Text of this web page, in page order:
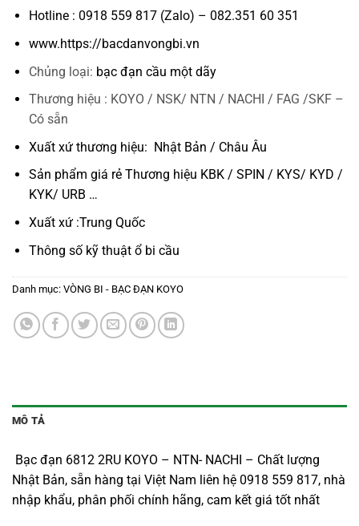
Hotline : 0918 559 817 (Zalo) – 082.351 60 351
www.https://bacdanvongbi.vn
Chủng loại: bạc đạn cầu một dãy
Thương hiệu : KOYO / NSK/ NTN / NACHI / FAG /SKF –
Có sẵn
Xuất xứ thương hiệu: Nhật Bản / Châu Âu
Sản phẩm giá rẻ Thương hiệu KBK / SPIN / KYS/ KYD /
KYK/ URB …
Xuất xứ :Trung Quốc
Thông số kỹ thuậtổ bi cầu
Danh mục: VÒNG BI - BẠC ĐẠN KOYO
MÔ TẢ
Bạc đạn 6812 2RU KOYO – NTN- NACHI – Chất lượng
Nhật Bản, sẵn hàng tại Việt Nam liên hệ 0918 559 817, nhà
nhập khẩu, phân phối chính hãng, cam kết giá tốt nhất